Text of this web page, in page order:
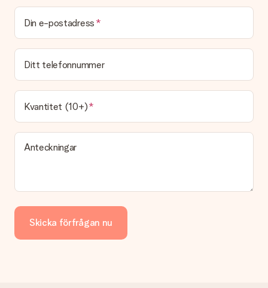
Din e-postadress
Ditt telefonnummer
Kvantitet (10+)
Anteckningar
Skicka förfrågan nu